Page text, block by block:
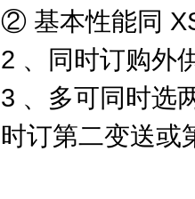
② 基本性能同
2 、同时订购外
3 、多可同时选
时订第二变送或